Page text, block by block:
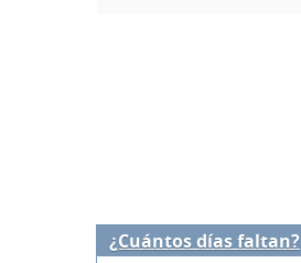
¿Cuántos días faltan?